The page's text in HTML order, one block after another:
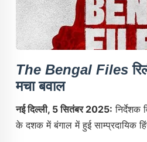
The Bengal Files
मचा बवाल
नई दिल्ली, 5 सितंबर 2025: निर्देशक
के दशक में बंगाल में हुई साम्प्रदायिक